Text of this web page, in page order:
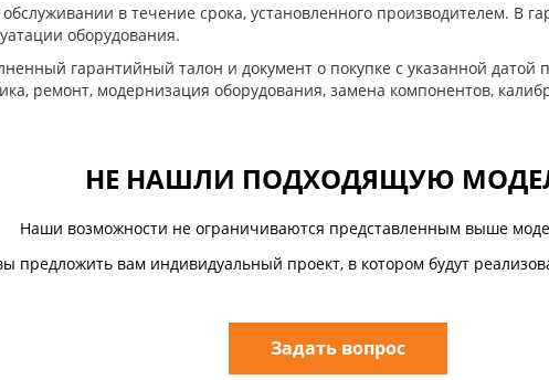
в течение срока, установленного производителем.
оборудования.
гарантийный талон и документ о покупке с указанной датой
ремонт, модернизация оборудования, замена компонентов,
НЕ НАШЛИ ПОДХОДЯЩУЮ
Наши возможности не ограничиваются представленным выше
предложить вам индивидуальный проект, в котором будут
Задать вопрос